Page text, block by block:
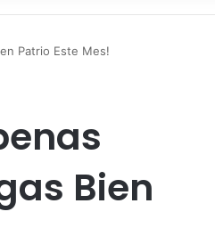
Patrio Este Mes!
Bien